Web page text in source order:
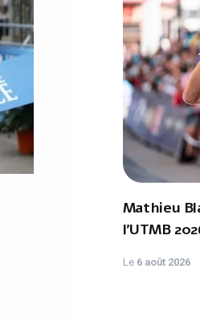
Mathieu
l'UTMB
Le 6 août 2026